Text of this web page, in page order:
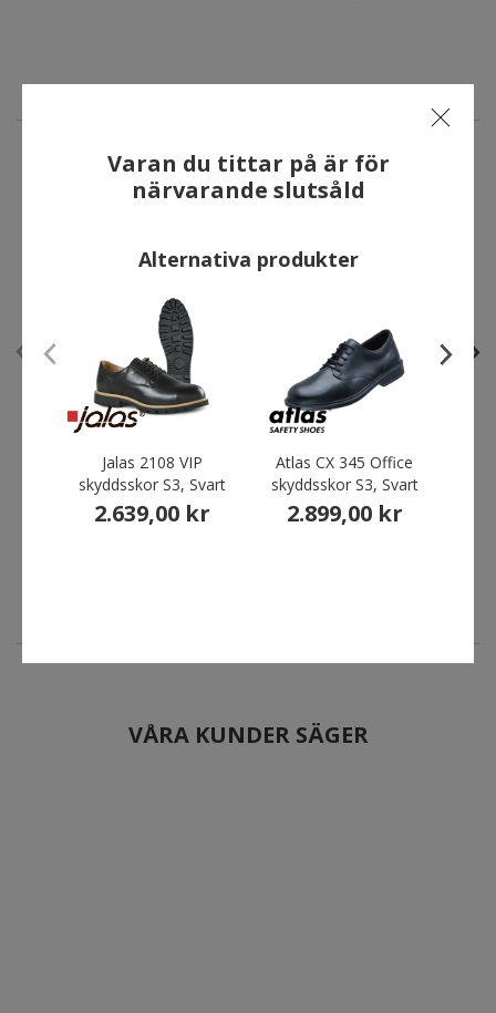
ANDRA HAR OCKSÅ KÖPT
Jalas 2108 VIP skyddsskor
S3, Svart
2.639,00 kr
Shoes For Crews
Cambridge II arbetsskor
OB, Svart
1.004,00 kr
Varan du tittar på är för
närvarande slutsåld
Alternativa produkter
Jalas 2108 VIP
skyddsskor S3, Svart
2.639,00 kr
Atlas CX 345 Office
skyddsskor S3, Svart
2.899,00 kr
VÅRA KUNDER SÄGER